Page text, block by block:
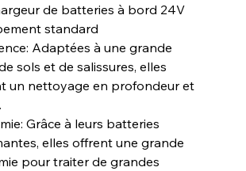
de batteries à bord 24V
standard
Adaptées à une grande
sols et de salissures, elles
un nettoyage en profondeur et
Grâce à leurs batteries
elles offrent une grande
pour traiter de grandes